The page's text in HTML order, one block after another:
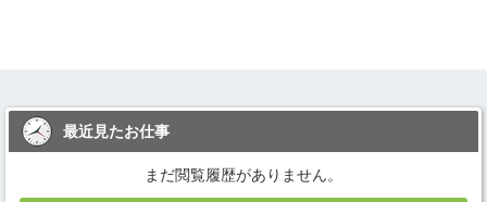
最近見たお仕事
まだ閲覧履歴がありません。